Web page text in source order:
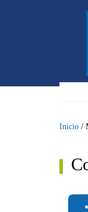
Inicio /